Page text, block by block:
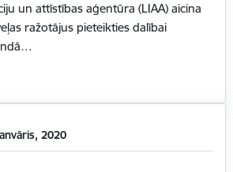
un attīstības aģentūra (LIAA) aicina
ražotājus pieteikties dalībai
2020